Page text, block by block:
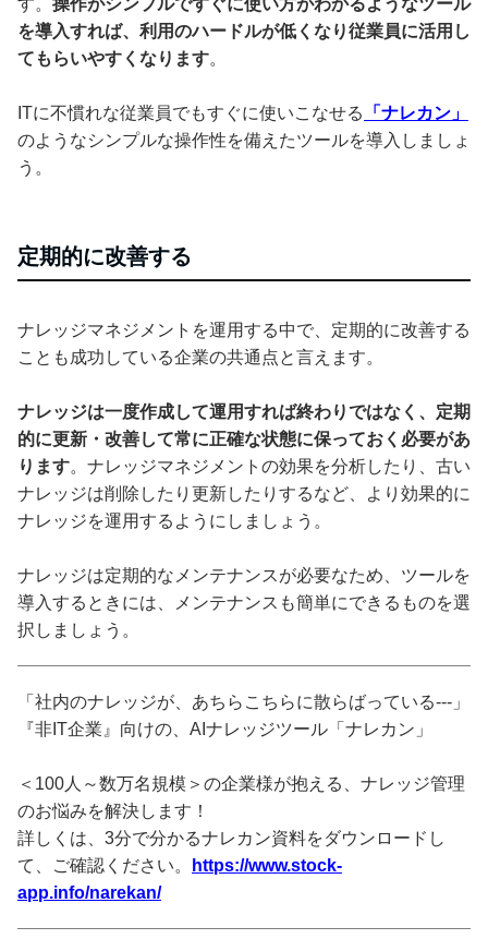
す。 操作がシンプルですぐに使い方がわかるようなツール
を導入すれば、利用のハードルが低くなり従業員に活用し
てもらいやすくなります。
ITに不慣れな従業員でもすぐに使いこなせる
「ナレカン」
のようなシンプルな操作性を備えたツールを導入しましょ
う。
定期的に改善する
ナレッジマネジメントを運用する中で、定期的に改善する
ことも成功している企業の共通点と言えます。
ナレッジは一度作成して運用すれば終わりではなく、定期
的に更新・改善して常に正確な状態に保っておく必要があ
ります。ナレッジマネジメントの効果を分析したり、古い
ナレッジは削除したり更新したりするなど、より効果的に
ナレッジを運用するようにしましょう。
ナレッジは定期的なメンテナンスが必要なため、ツールを
導入するときには、メンテナンスも簡単にできるものを選
択しましょう。
「社内のナレッジが、あちらこちらに散らばっている---」
『非IT企業』向けの、AIナレッジツール「ナレカン」
＜100人～数万名規模＞の企業様が抱える、ナレッジ管理
のお悩みを解決します！
詳しくは、3分で分かるナレカン資料をダウンロードし
て、ご確認ください。
https://www.stock-
app.info/narekan/